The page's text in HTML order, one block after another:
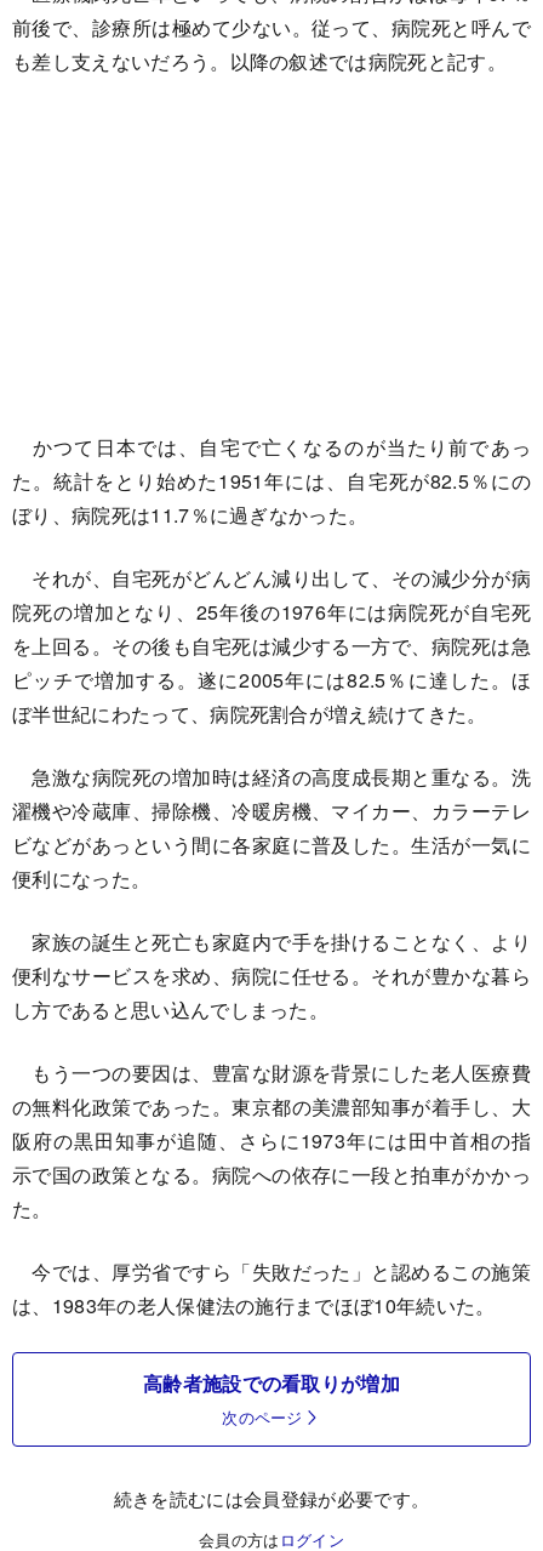
前後で、診療所は極めて少ない。従って、病院死と呼んで
も差し支えないだろう。以降の叙述では病院死と記す。
かつて日本では、自宅で亡くなるのが当たり前であっ
た。統計をとり始めた1951年には、自宅死が82.5％にの
ぼり、病院死は11.7％に過ぎなかった。
それが、自宅死がどんどん減り出して、その減少分が病
院死の増加となり、25年後の1976年には病院死が自宅死
を上回る。その後も自宅死は減少する一方で、病院死は急
ピッチで増加する。遂に2005年には82.5％に達した。ほ
ぼ半世紀にわたって、病院死割合が増え続けてきた。
急激な病院死の増加時は経済の高度成長期と重なる。洗
濯機や冷蔵庫、掃除機、冷暖房機、マイカー、カラーテレ
ビなどがあっという間に各家庭に普及した。生活が一気に
便利になった。
家族の誕生と死亡も家庭内で手を掛けることなく、より
便利なサービスを求め、病院に任せる。それが豊かな暮ら
し方であると思い込んでしまった。
もう一つの要因は、豊富な財源を背景にした老人医療費
の無料化政策であった。東京都の美濃部知事が着手し、大
阪府の黒田知事が追随、さらに1973年には田中首相の指
示で国の政策となる。病院への依存に一段と拍車がかかっ
た。
今では、厚労省ですら「失敗だった」と認めるこの施策
は、1983年の老人保健法の施行までほぼ10年続いた。
高齢者施設での看取りが増加
次のページ
続きを読むには会員登録が必要です。
会員の方は ログイン